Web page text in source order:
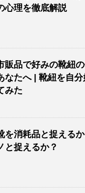
心理を徹底解説
販品で好みの靴紐
なたへ | 靴紐を自
みた
を消耗品と捉える
と捉えるか？